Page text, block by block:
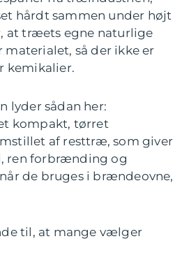
hårdt sammen under højt
at træets egne naturlige
materialet, så der ikke er
kemikalier.
lyder sådan her:
kompakt, tørret
af resttræ, som giver
ren forbrænding og
de bruges i brændeovne,
til, at mange vælger